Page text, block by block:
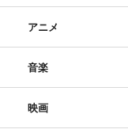
私はBiSが好きだし
しいことがしたい
研究員ともっと大
アニメ
音楽
映画